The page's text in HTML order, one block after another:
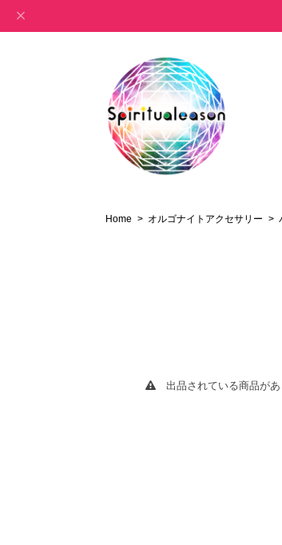
Home オルゴナイトアクセサリー
出品されている商品があ